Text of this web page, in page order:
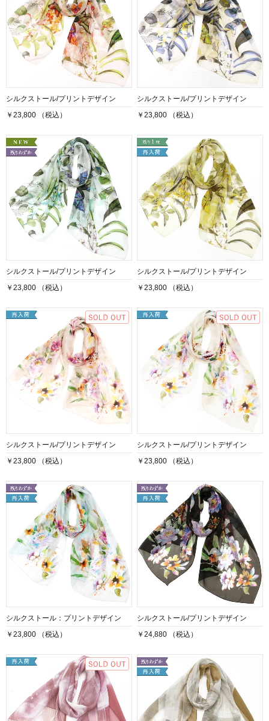
シルクストール/プリントデザイン
￥23,800 （税込）
シルクストール/プリントデザイン
￥23,800 （税込）
シルクストール/プリントデザイン
￥23,800 （税込）
シルクストール/プリントデザイン
￥23,800 （税込）
シルクストール/プリントデザイン
￥23,800 （税込）
シルクストール/プリントデザイン
￥23,800 （税込）
シルクストール：プリントデザイン
￥23,800 （税込）
シルクストール/プリントデザイン
￥24,880 （税込）